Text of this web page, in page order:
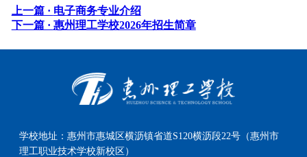
上一篇 · 电子商务专业介绍
下一篇 · 惠州理工学校2026年招生简章
学校地址：惠州市惠城区横沥镇省道S120横沥段22号（惠州市
理工职业技术学校新校区）